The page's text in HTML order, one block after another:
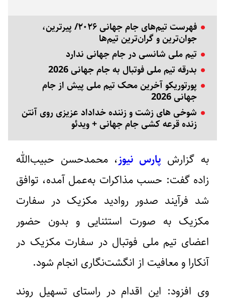
فهرست تیم‌های جام جهانی ۲۰۲۶/ پیرترین،
جوان‌ترین و گران‌ترین تیم‌ها
تیم ملی شانسی در جام جهانی ندارد
بدرقه تیم ملی فوتبال به جام جهانی 2026
پورتوریکو آخرین محک تیم ملی پیش از جام
جهانی 2026
شوخی های زشت و زننده خداداد عزیزی روی آنتن
زنده قرعه کشی جام جهانی + ویدئو
به گزارش پارس نیوز، محمدحسن حبیب‌الله
زاده گفت: حسب مذاکرات به‌عمل آمده، توافق
شد فرآیند صدور روادید مکزیک در سفارت
مکزیک به‌ صورت استثنایی و بدون حضور
اعضای تیم‌ ملی فوتبال در سفارت مکزیک در
آنکارا و معافیت از انگشت‌نگاری انجام شود.
وی افزود: این اقدام در راستای تسهیل روند